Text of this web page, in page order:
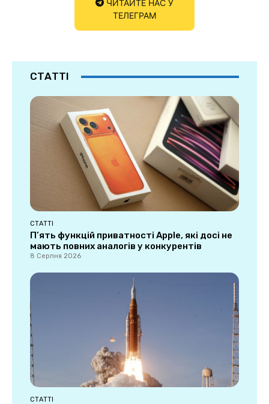
ЧИТАЙТЕ НАС У
ТЕЛЕГРАМ
СТАТТІ
СТАТТІ
П’ять функцій приватності Apple, які досі не
мають повних аналогів у конкурентів
8 Серпня 2026
СТАТТІ